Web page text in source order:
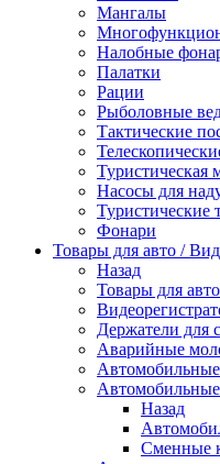
Мангалы
Налобные
Палатки
Рации
Рыболовные
Тактические
Туристическая
Насосы для
Туристические
Фонари
Товары для авто /
Назад
Товары для
Держатели для
Аварийные
Автомобильные
Назад
Сменные